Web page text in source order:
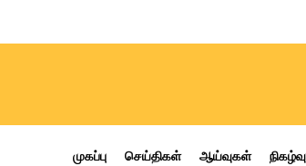
முகப்பு செய்திகள் ஆய்வுகள்